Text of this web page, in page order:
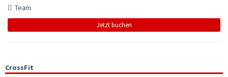
Team
Jetzt buchen
CrossFit